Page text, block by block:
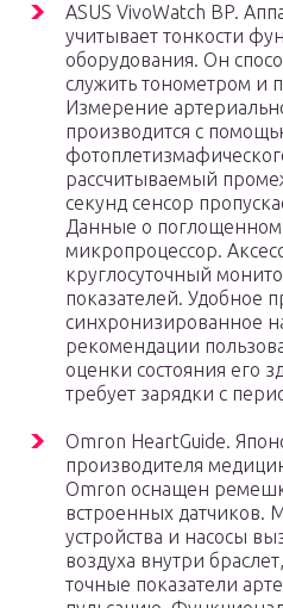
ASUS VivoWatch BP.
учитывает тонкости
оборудования. Он
служить тонометром и
Измерение
производится с
рассчитываемый
секунд сенсор
Данные о поглощенном
микропроцессор.
круглосуточный
показателей. Удобное
синхронизированное
рекомендации
оценки состояния его
требует зарядки с
Omron HeartGuide.
производителя
Omron оснащен
встроенных
устройства и насосы
воздуха внутри
точные показатели